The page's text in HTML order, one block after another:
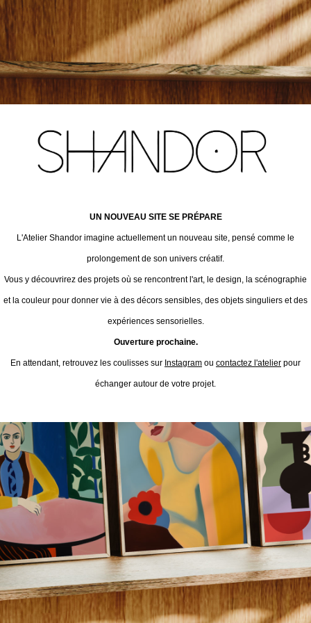
UN NOUVEAU SITE SE PRÉPARE
L'Atelier Shandor imagine actuellement un nouveau site, pensé comme le
prolongement de son univers créatif.
Vous y découvrirez des projets où se rencontrent l'art, le design, la scénographie
et la couleur pour donner vie à des décors sensibles, des objets singuliers et des
expériences sensorielles.
Ouverture prochaine.
En attendant, retrouvez les coulisses sur Instagram ou contactez l'atelier pour
échanger autour de votre projet.